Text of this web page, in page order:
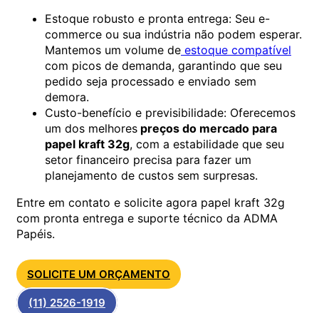
Estoque robusto e pronta entrega: Seu e-
commerce ou sua indústria não podem esperar.
Mantemos um volume de estoque compatível
com picos de demanda, garantindo que seu
pedido seja processado e enviado sem
demora.
Custo-benefício e previsibilidade: Oferecemos
um dos melhores preços do mercado para
papel kraft 32g, com a estabilidade que seu
setor financeiro precisa para fazer um
planejamento de custos sem surpresas.
Entre em contato e solicite agora papel kraft 32g
com pronta entrega e suporte técnico da ADMA
Papéis.
SOLICITE UM ORÇAMENTO
(11) 2526-1919